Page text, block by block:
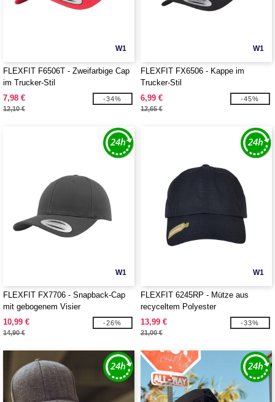
W1
FLEXFIT F6506T - Zweifarbige Cap
im Trucker-Stil
7,98 €
12,10 €
-34%
W1
FLEXFIT FX6506 - Kappe im
Trucker-Stil
6,99 €
12,65 €
-45%
W1
FLEXFIT FX7706 - Snapback-Cap
mit gebogenem Visier
10,99 €
14,90 €
-26%
W1
FLEXFIT 6245RP - Mütze aus
recyceltem Polyester
13,99 €
21,00 €
-33%